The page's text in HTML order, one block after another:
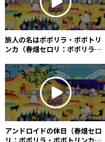
旅人の名はポポリラ・ポポトリ
ンカ（春畑セロリ：ポポリラ・
Traveler’s Name Is Popolila
Popotolinka
アンドロイドの休日（春畑セロ
リ：ポポリラ・ポポトリンカの